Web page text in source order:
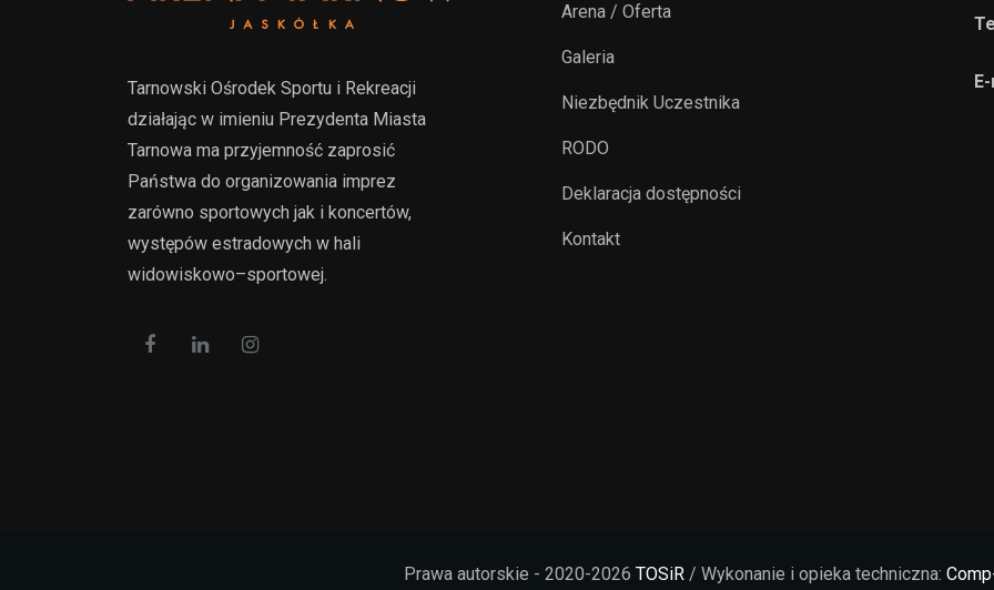
Tarnowski Ośrodek Sportu i Rekreacji
działając w imieniu Prezydenta Miasta
Tarnowa ma przyjemność zaprosić
Państwa do organizowania imprez
zarówno sportowych jak i koncertów,
występów estradowych w hali
widowiskowo–sportowej.
Arena / Oferta
Galeria
Niezbędnik Uczestnika
RODO
Deklaracja dostępności
Kontakt
Prawa autorskie - 2020-2026 TOSiR/ Wykonanie i opieka techniczna: